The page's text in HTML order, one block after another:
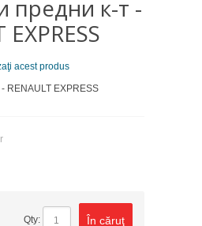
предни к-т -
acest produs
RENAULT EXPRESS
Qty: În căruţ